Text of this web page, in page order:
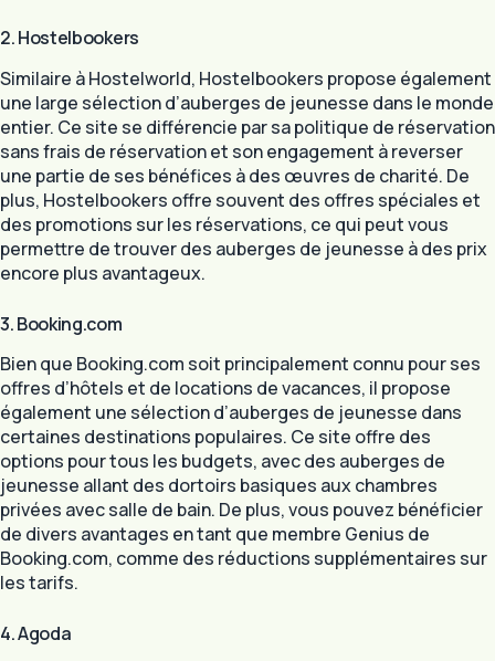
2. Hostelbookers
Similaire à Hostelworld, Hostelbookers propose également
une large sélection d’auberges de jeunesse dans le monde
entier. Ce site se différencie par sa politique de réservation
sans frais de réservation et son engagement à reverser
une partie de ses bénéfices à des œuvres de charité. De
plus, Hostelbookers offre souvent des offres spéciales et
des promotions sur les réservations, ce qui peut vous
permettre de trouver des auberges de jeunesse à des prix
encore plus avantageux.
3. Booking.com
Bien que Booking.com soit principalement connu pour ses
offres d’hôtels et de locations de vacances, il propose
également une sélection d’auberges de jeunesse dans
certaines destinations populaires. Ce site offre des
options pour tous les budgets, avec des auberges de
jeunesse allant des dortoirs basiques aux chambres
privées avec salle de bain. De plus, vous pouvez bénéficier
de divers avantages en tant que membre Genius de
Booking.com, comme des réductions supplémentaires sur
les tarifs.
4. Agoda